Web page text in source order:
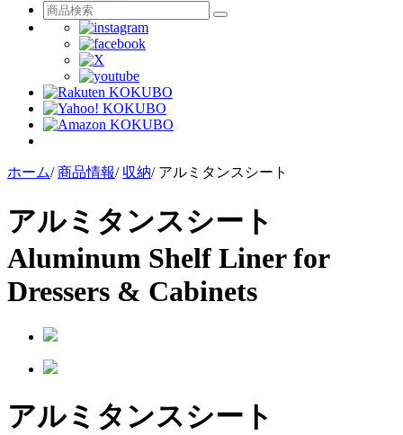
ホーム/ 商品情報/ 収納/ アルミタンスシート
アルミタンスシート
Aluminum Shelf Liner for
Dressers & Cabinets
アルミタンスシート